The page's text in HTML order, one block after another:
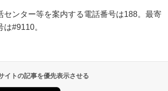
ンター等を案内する電話番号は188。最寄
#9110。
イトの記事を優先表示させる